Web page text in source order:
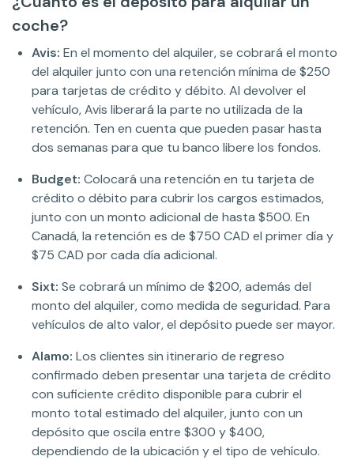
coche?
Avis: En el momento del alquiler, se cobrará el monto
del alquiler junto con una retención mínima de $250
para tarjetas de crédito y débito. Al devolver el
vehículo, Avis liberará la parte no utilizada de la
retención. Ten en cuenta que pueden pasar hasta
dos semanas para que tu banco libere los fondos.
Budget: Colocará una retención en tu tarjeta de
crédito o débito para cubrir los cargos estimados,
junto con un monto adicional de hasta $500. En
Canadá, la retención es de $750 CAD el primer día y
$75 CAD por cada día adicional.
Sixt: Se cobrará un mínimo de $200, además del
monto del alquiler, como medida de seguridad. Para
vehículos de alto valor, el depósito puede ser mayor.
Alamo: Los clientes sin itinerario de regreso
confirmado deben presentar una tarjeta de crédito
con suficiente crédito disponible para cubrir el
monto total estimado del alquiler, junto con un
depósito que oscila entre $300 y $400,
dependiendo de la ubicación y el tipo de vehículo.